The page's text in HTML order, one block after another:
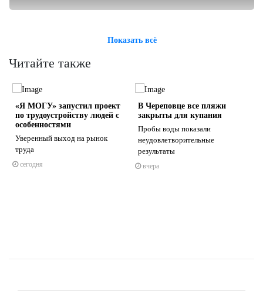
Показать всё
Читайте также
«Я МОГУ» запустил проект
по трудоустройству людей с
особенностями
Уверенный выход на рынок
труда
сегодня
В Череповце все пляжи
закрыты для купания
Пробы воды показали
неудовлетворительные
результаты
вчера